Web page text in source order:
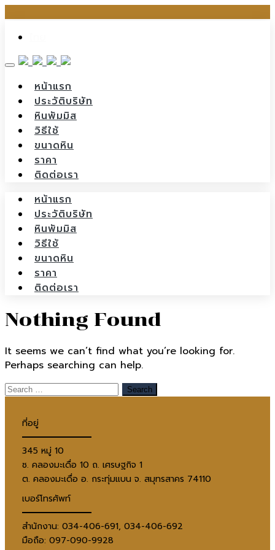
content
หน้าแรก
ประวัติบริษัท
หินพัมมิส
วิธีใช้
ขนาดหิน
ราคา
ติดต่อเรา
หน้าแรก
ประวัติบริษัท
หินพัมมิส
วิธีใช้
ขนาดหิน
ราคา
ติดต่อเรา
Nothing Found
It seems we can’t find what you’re looking for.
Perhaps searching can help.
ที่อยู่
345 หมู่ 10
ซ. คลองมะเดื่อ 10 ถ. เศรษฐกิจ 1
ต. คลองมะเดื่อ อ. กระทุ่มแบน จ. สมุทรสาคร 74110
เบอร์โทรศัพท์
สำนักงาน: 034-406-691, 034-406-692
มือถือ: 097-090-9928